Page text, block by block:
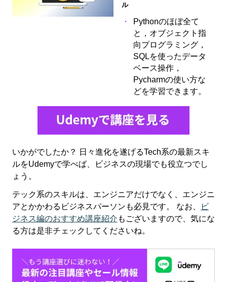
ル
Pythonのほぼ全て
と，オブジェクト指
向プログラミング，
SQLを使ったデータ
ベース操作，
Pycharmの使い方な
どを学習できます。
いかがでしたか？ 日々進化を遂げるTech系の最新スキ
ルをUdemyで学べば、ビジネスの現場でも役立つでし
ょう。
テック系のスキルは、エンジニアだけでなく、エンジニ
アとかかわるビジネスパーソンも必見です。 なお、
ビ
ジネス編のおすすめ講座紹介 もございますので、気にな
る方は是非チェックしてくださいね。